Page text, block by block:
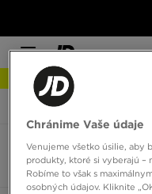
JD Sports New Era Chicago
New Era
Chránime Vaše údaje
Venujeme všetko úsilie, aby
produkty, ktoré si vyberajú –
Robíme to však s
osobných údajov. Kliknite